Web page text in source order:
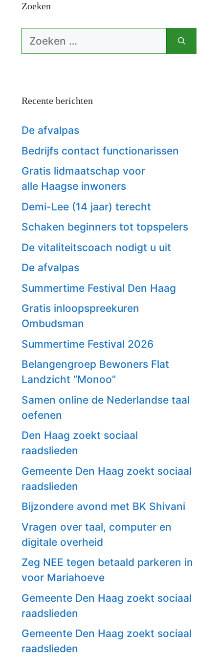
Zoeken
Zoek
naar:
Recente berichten
De afvalpas
Bedrijfs contact functionarissen
Gratis lidmaatschap voor
alle Haagse inwoners
Demi-Lee (14 jaar) terecht
Schaken beginners tot topspelers
De vitaliteitscoach nodigt u uit
De afvalpas
Summertime Festival Den Haag
Gratis inloopspreekuren
Ombudsman
Summertime Festival 2026
Belangengroep Bewoners Flat
Landzicht “Monoo”
Samen online de Nederlandse taal
oefenen
Den Haag zoekt sociaal
raadslieden
Gemeente Den Haag zoekt sociaal
raadslieden
Bijzondere avond met BK Shivani
Vragen over taal, computer en
digitale overheid
Zeg NEE tegen betaald parkeren in
voor Mariahoeve
Gemeente Den Haag zoekt sociaal
raadslieden
Gemeente Den Haag zoekt sociaal
raadslieden